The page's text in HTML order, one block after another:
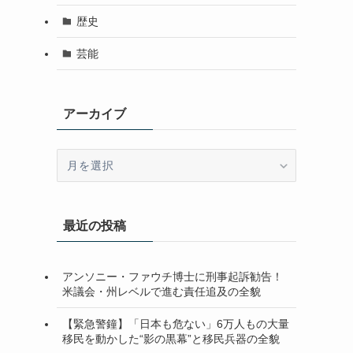
歴史
芸能
アーカイブ
ブ最近の投稿
アンソニー・ファウチ博士に刑事起訴勧告！
米議会・州レベルで進む責任追及の全貌
【緊急警鐘】「日本も危ない」6万人もの大量
移民を動かした“影の黒幕”と移民兵器の全貌